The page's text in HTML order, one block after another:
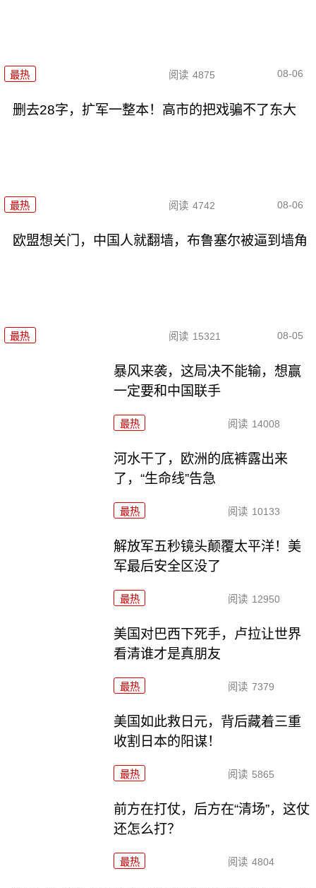
最热 阅读 4875 08-06
删去28字，扩军一整本！高市的把戏骗不了东大
最热 阅读 4742 08-06
欧盟想关门，中国人就翻墙，布鲁塞尔被逼到墙角
最热 阅读 15321 08-05
暴风来袭，这局决不能输，想赢
一定要和中国联手
最热 阅读 14008
河水干了，欧洲的底裤露出来
了，“生命线”告急
最热 阅读 10133
解放军五秒镜头颠覆太平洋！美
军最后安全区没了
最热 阅读 12950
美国对巴西下死手，卢拉让世界
看清谁才是真朋友
最热 阅读 7379
美国如此救日元，背后藏着三重
收割日本的阳谋！
最热 阅读 5865
前方在打仗，后方在“清场”，这仗
还怎么打？
最热 阅读 4804